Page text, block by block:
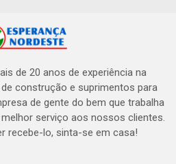
de 20 anos de experiência na
construção e suprimentos para
de gente do bem que trabalha
serviço aos nossos clientes.
recebe-lo, sinta-se em casa!